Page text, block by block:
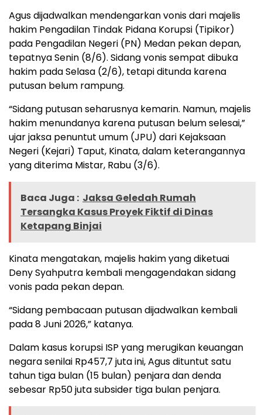
Agus dijadwalkan mendengarkan vonis dari majelis
hakim Pengadilan Tindak Pidana Korupsi (Tipikor)
pada Pengadilan Negeri (PN) Medan pekan depan,
tepatnya Senin (8/6). Sidang vonis sempat dibuka
hakim pada Selasa (2/6), tetapi ditunda karena
putusan belum rampung.
“Sidang putusan seharusnya kemarin. Namun, majelis
hakim menundanya karena putusan belum selesai,”
ujar jaksa penuntut umum (JPU) dari Kejaksaan
Negeri (Kejari) Taput, Kinata, dalam keterangannya
yang diterima Mistar, Rabu (3/6).
Baca Juga : Jaksa Geledah Rumah
Tersangka Kasus Proyek Fiktif di Dinas
Ketapang Binjai
Kinata mengatakan, majelis hakim yang diketuai
Deny Syahputra kembali mengagendakan sidang
vonis pada pekan depan.
“Sidang pembacaan putusan dijadwalkan kembali
pada 8 Juni 2026,” katanya.
Dalam kasus korupsi ISP yang merugikan keuangan
negara senilai Rp457,7 juta ini, Agus dituntut satu
tahun tiga bulan (15 bulan) penjara dan denda
sebesar Rp50 juta subsider tiga bulan penjara.